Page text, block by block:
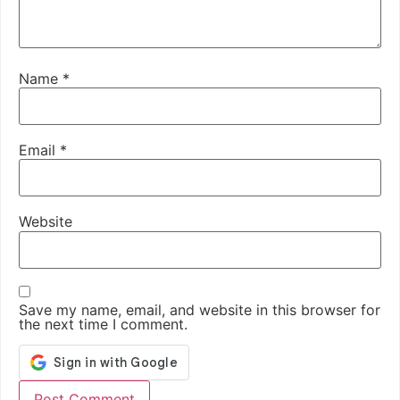
Name *
Email *
Website
Save my name, email, and website in this browser for
the next time I comment.